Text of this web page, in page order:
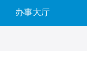
办事大厅